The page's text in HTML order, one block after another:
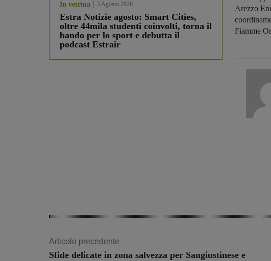
In vetrina 3 Agosto 2026
Estra Notizie agosto: Smart Cities,
oltre 44mila studenti coinvolti, torna il
bando per lo sport e debutta il
podcast Estrair
Arezzo
Fiamme
Articolo precedente
Sfide delicate in zona salvezza per Sangiustinese e